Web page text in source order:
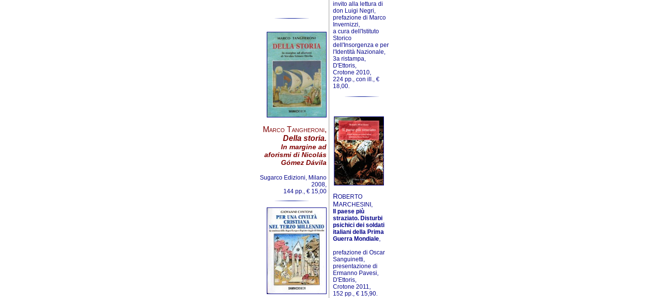
Marco Tangheroni,
Della storia.
In margine ad
aforismi di Nicolás
Gómez Dávila
Sugarco Edizioni, Milano
2008,
144 pp., € 15,00
invito alla lettura di
don Luigi Negri,
prefazione di Marco
Invernizzi,
a cura dell'Istituto
Storico
dell'Insorgenza e per
l'Identità Nazionale,
3a ristampa,
D'Ettoris,
Crotone 2010,
224 pp., con ill., €
18,00.
ROBERTO
MARCHESINI,
Il paese più
straziato. Disturbi
psichici dei soldati
italiani della Prima
Guerra Mondiale,
prefazione di Oscar
Sanguinetti,
presentazione di
Ermanno Pavesi,
D'Ettoris,
Crotone 2011,
152 pp., € 15,90.